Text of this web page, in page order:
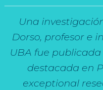
Una
Dorso, profesor e
UBA fue publicada
destacada en
exceptional